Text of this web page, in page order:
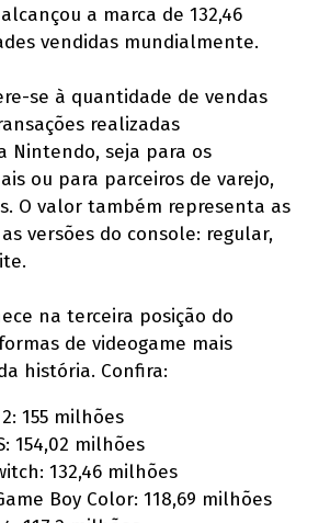
alcançou a marca de 132,46
vendidas mundialmente.
se à quantidade de vendas
realizadas
Nintendo, seja para os
ou para parceiros de varejo,
O valor também representa as
versões do console: regular,
na terceira posição do
de videogame mais
história. Confira:
155 milhões
154,02 milhões
132,46 milhões
Boy Color: 118,69 milhões